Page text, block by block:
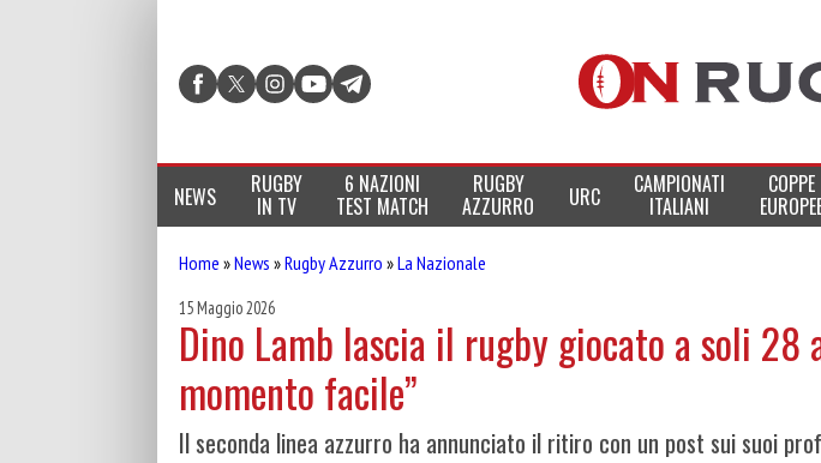
NEWS RUGBY
IN TV
6 NAZIONI
TEST MATCH
RUGBY
AZZURRO URC CAMPIONATI
ITALIANI
COPPE
Home »News »Rugby Azzurro »La Nazionale
15 Maggio 2026
Dino Lamb lascia il rugby giocato a soli 28
momento facile”
Il seconda linea azzurro ha annunciato il ritiro con un post sui suoi